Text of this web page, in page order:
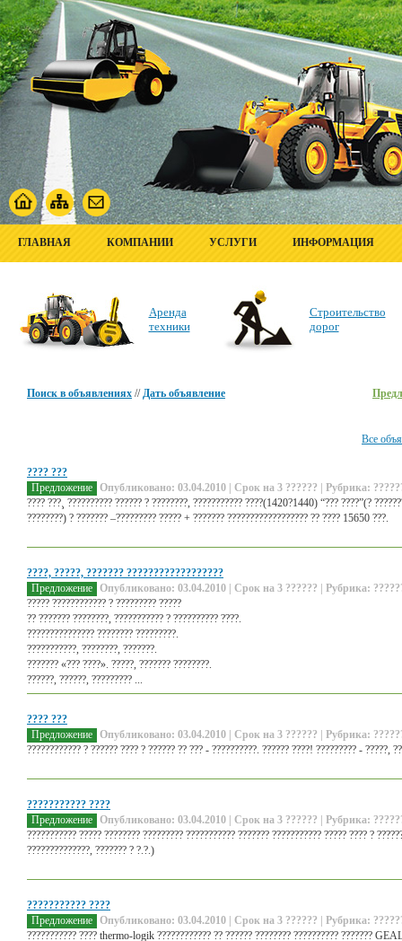
ГЛАВНАЯ КОМПАНИИ УСЛУГИ ИНФОРМАЦИЯ
Аренда
техники
Строительство
дорог
Поиск в объявлениях //Дать объявление
Все
???? ???
Предложение Опубликовано: 03.04.2010 | Срок на 3 ?????? | Рубрика:
???? ???¸ ?????????? ?????? ? ????????, ??????????? ????(1420?1440) “??? ????”(?
????????) ? ??????? –????????? ????? + ??????? ?????????????????? ?? ???? 15650 ???.
????, ?????, ??????? ??????????????????
Предложение Опубликовано: 03.04.2010 | Срок на 3 ?????? | Рубрика:
????? ???????????? ? ????????? ?????
?? ??????? ????????, ??????????? ? ?????????? ????.
??????????????? ???????? ?????????.
???????????, ????????, ???????.
??????? «??? ????». ?????, ??????? ????????.
??????, ??????, ????????? ...
???? ???
Предложение Опубликовано: 03.04.2010 | Срок на 3 ?????? | Рубрика:
???????????? ? ?????? ???? ? ?????? ?? ??? - ??????????. ?????? ????! ????????? - ?????,
??????????? ????
Предложение Опубликовано: 03.04.2010 | Срок на 3 ?????? | Рубрика:
??????????? ????? ???????? ????????? ??????????? ??????? ??????????? ????? ???? ?
??????????????, ??????? ? ?.?.)
??????????? ????
Предложение Опубликовано: 03.04.2010 | Срок на 3 ?????? | Рубрика:
??????????? ???? thermo-logik ???????????? ?? ?????? ???????? ?????????? ???????